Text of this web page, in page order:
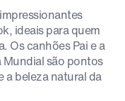
ideais para quem
Os canhões Pai e a
são pontos
a beleza natural da